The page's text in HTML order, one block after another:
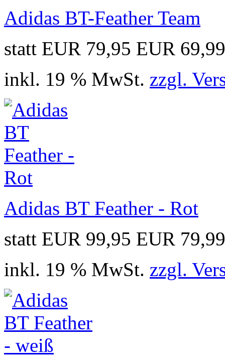
Adidas BT-Feather Team
statt EUR 79,95 EUR
inkl. 19 % MwSt. zzgl.
Adidas BT Feather - Rot
statt EUR 99,95 EUR
inkl. 19 % MwSt. zzgl.